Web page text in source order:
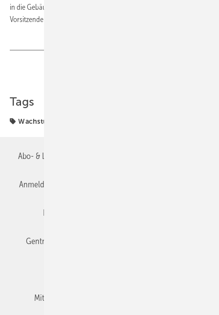
in die Gebäudeautomation – gerade im Bestand – sei, so der AMG-
Vorsitzende Michael Schmidt. ■
Tags
Wachstum
Abo- & Leserservice
Anmelden
Gentner Verlag
Mitgliedschaften und Engagement